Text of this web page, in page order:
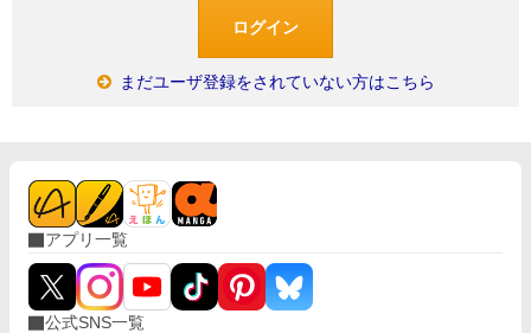
まだユーザ登録をされていない方はこちら
アプリ一覧
公式SNS一覧